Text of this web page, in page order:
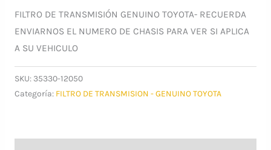
FILTRO DE TRANSMISIÓN GENUINO TOYOTA- RECUERDA
ENVIARNOS EL NUMERO DE CHASIS PARA VER SI APLICA
A SU VEHICULO
SKU: 35330-12050
Categoría: FILTRO DE TRANSMISION - GENUINO TOYOTA